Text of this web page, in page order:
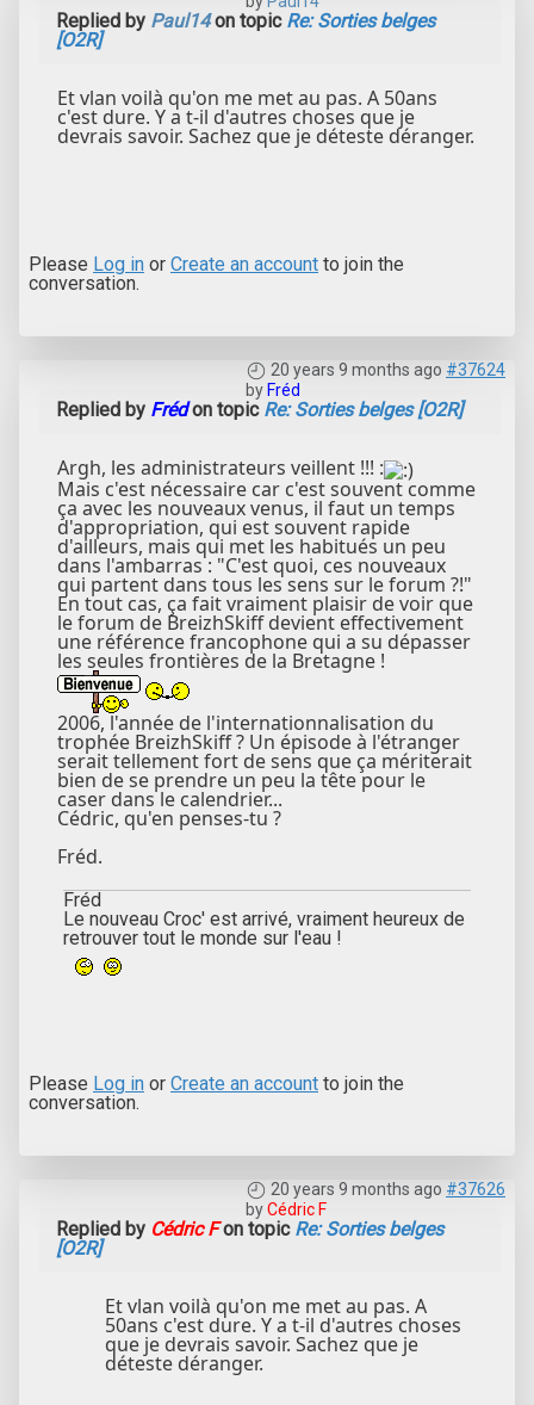
Replied by Paul14on topic Re: Sorties belges
[O2R]
Et vlan voilà qu'on me met au pas. A 50ans
c'est dure. Y a t-il d'autres choses que je
devrais savoir. Sachez que je déteste déranger.
Please Log in or Create an account to join the
conversation.
20 years 9 months ago #37624
by Fréd
Replied by Frédon topic Re: Sorties belges [O2R]
Argh, les administrateurs veillent !!! :
Mais c'est nécessaire car c'est souvent comme
ça avec les nouveaux venus, il faut un temps
d'appropriation, qui est souvent rapide
d'ailleurs, mais qui met les habitués un peu
dans l'ambarras : "C'est quoi, ces nouveaux
qui partent dans tous les sens sur le forum ?!"
En tout cas, ça fait vraiment plaisir de voir que
le forum de BreizhSkiff devient effectivement
une référence francophone qui a su dépasser
les seules frontières de la Bretagne !
2006, l'année de l'internationnalisation du
trophée BreizhSkiff ? Un épisode à l'étranger
serait tellement fort de sens que ça mériterait
bien de se prendre un peu la tête pour le
caser dans le calendrier...
Cédric, qu'en penses-tu ?
Fréd.
Fréd
Le nouveau Croc' est arrivé, vraiment heureux de
retrouver tout le monde sur l'eau !
Please Log in or Create an account to join the
conversation.
20 years 9 months ago #37626
byCédric F
Replied by Cédric Fon topic Re: Sorties belges
[O2R]
Et vlan voilà qu'on me met au pas. A
50ans c'est dure. Y a t-il d'autres choses
que je devrais savoir. Sachez que je
déteste déranger.